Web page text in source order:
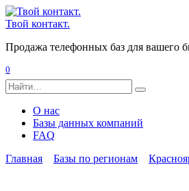
Перейти
к
Твой контакт.
Продажа телефонных баз для вашего
0
Search
for:
О нас
Базы данных компаний
FAQ
Главная
Базы по регионам